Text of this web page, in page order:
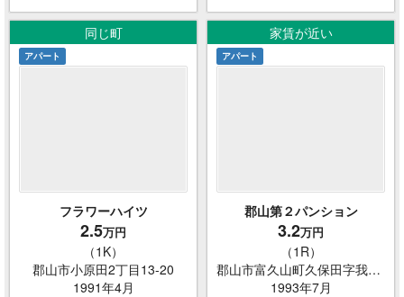
同じ町
アパート
フラワーハイツ
2.5万円
（1K）
郡山市小原田2丁目13-20
1991年4月
家賃が近い
アパート
郡山第２パンション
3.2万円
（1R）
郡山市富久山町久保田字我妻107-5
1993年7月